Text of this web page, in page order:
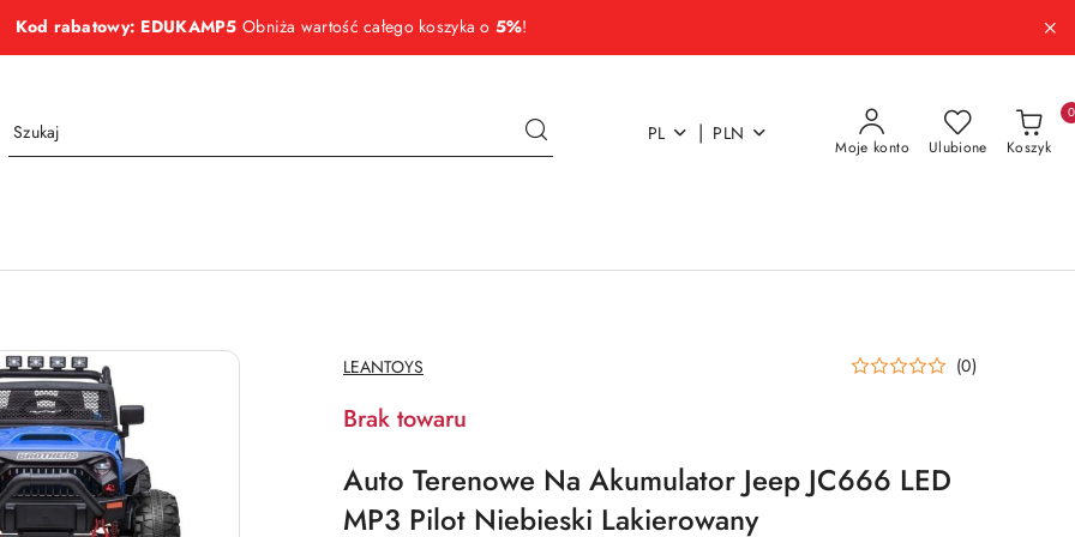
Kod rabatowy: EDUKAMP5 Obniża wartość całego koszyka o 5%!
PL | PLN
Moje konto Ulubione Koszyk
0
NAZWA
PRODUCENTA:
LEANTOYS (0)
Brak towaru
Auto Terenowe Na Akumulator Jeep JC666 LED
MP3 Pilot Niebieski Lakierowany